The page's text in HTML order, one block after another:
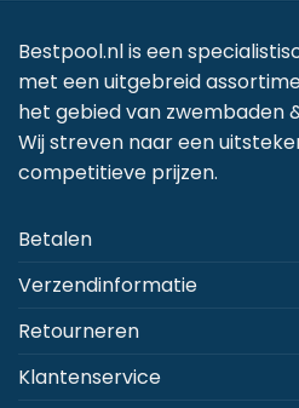
Bestpool.nl is een
met een uitgebreid
het gebied van zwembaden
Wij streven naar een
competitieve prijzen.
Betalen
Verzendinformatie
Retourneren
Klantenservice